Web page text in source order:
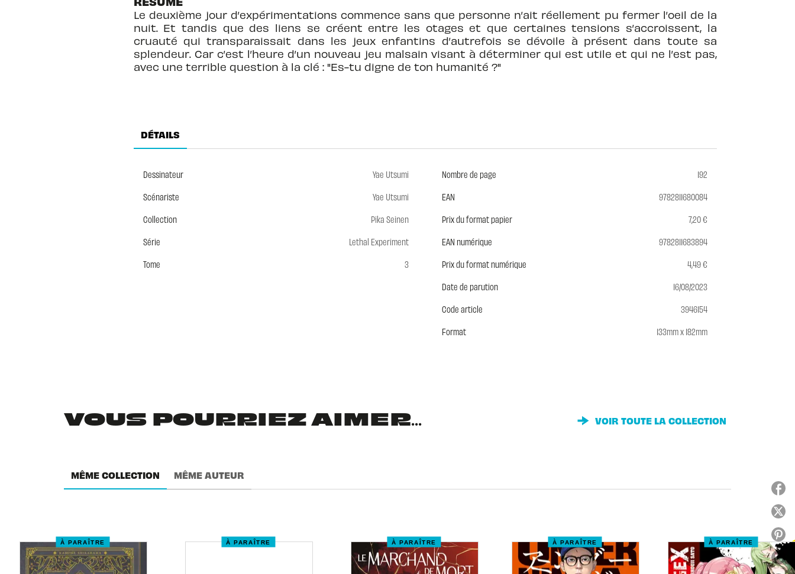
Le deuxième jour d’expérimentations commence sans que personne n’ait réellement pu fermer l’oeil de la
nuit. Et tandis que des liens se créent entre les otages et que certaines tensions s’accroissent, la
cruauté qui transparaissait dans les jeux enfantins d’autrefois se dévoile à présent dans toute sa
splendeur. Car c’est l’heure d’un nouveau jeu malsain visant à déterminer qui est utile et qui ne l’est pas,
avec une terrible question à la clé : "Es-tu digne de ton humanité ?"
DÉTAILS
Dessinateur
Yae Utsumi
Scénariste
Yae Utsumi
Collection
Pika Seinen
Série
Lethal Experiment
Tome
3
Nombre de page
192
EAN
9782811680084
Prix du format papier
7,20 €
EAN numérique
9782811683894
Prix du format numérique
4,49 €
Date de parution
16/08/2023
Code article
3946154
Format
133mm x 182mm
VOUS POURRIEZ AIMER... VOIR TOUTE LA COLLECTION
MÊME COLLECTION MÊME AUTEUR
À PARAÎTRE À PARAÎTRE À PARAÎTRE À PARAÎTRE À PARAÎTRE